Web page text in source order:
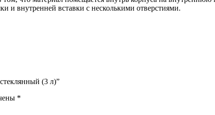
и внутренней вставки с несколькими отверстиями.
(3 л)”
*